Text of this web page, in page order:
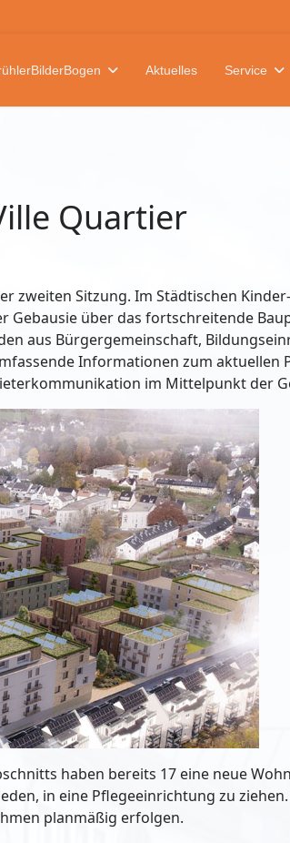
Aktuelles Service
Quartier
zweiten Sitzung. Im Städtischen
über das fortschreitende
aus Bürgergemeinschaft,
Informationen zum aktuellen
im Mittelpunkt der
haben bereits 17 eine neue
in eine Pflegeeinrichtung zu
planmäßig erfolgen.